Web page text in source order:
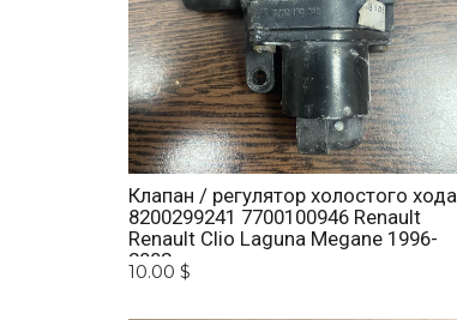
Клапан / регулятор холостого хода
8200299241 7700100946 Renault
Renault Clio Laguna Megane 1996-
2003
10.00 $